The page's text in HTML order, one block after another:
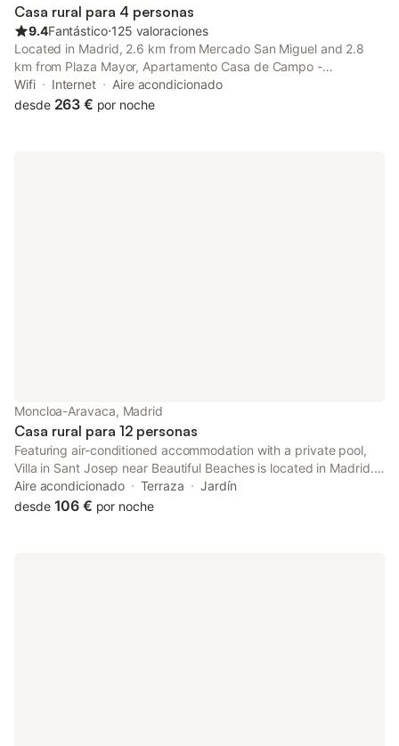
Casa rural para 4 personas
9.4Fantástico⋅125 valoraciones
Located in Madrid, 2.6 km from Mercado San Miguel and 2.8
km from Plaza Mayor, Apartamento Casa de Campo -
Alojamiento de temporada offers air conditioning.
Wifi Internet
Aire acondicionado
desde 263 € por noche
Moncloa-Aravaca, Madrid
Casa rural para 12 personas
Featuring air-conditioned accommodation with a private pool,
Villa in Sant Josep near Beautiful Beaches is located in Madrid.
This villa provides accommodation with a patio. The property is
non-smoking and is set 7.
Aire acondicionado Terraza
Jardín
desde 106 € por noche